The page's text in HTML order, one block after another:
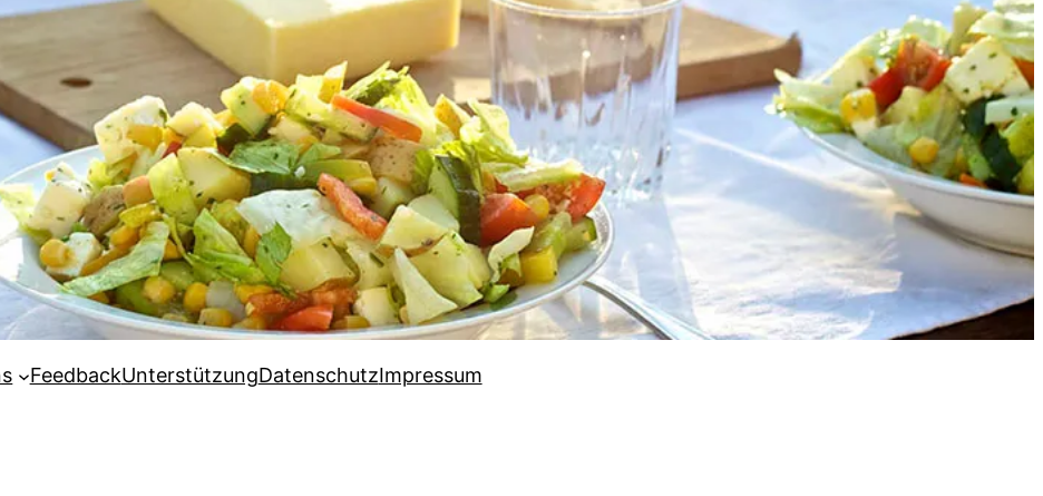
FeedbackUnterstützungDatenschutzImpressum